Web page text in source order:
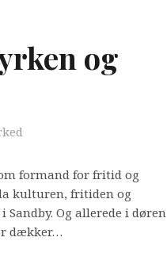
og
formand for fritid og
kulturen, fritiden og
Og allerede i døren
dækker…